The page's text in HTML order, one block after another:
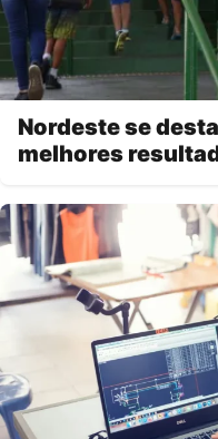
Nordeste se
melhores